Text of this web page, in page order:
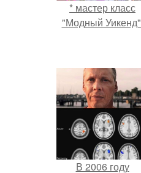
* мастер класс
"Модный
В 2006 году